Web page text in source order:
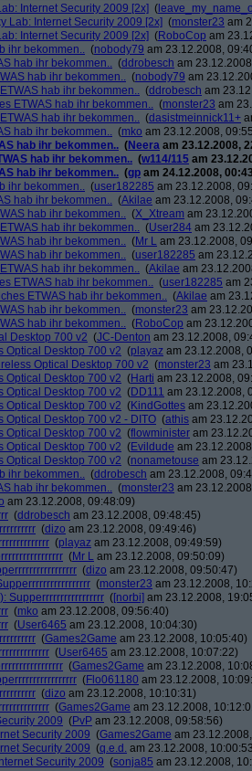
Internet Security 2009 [2x] (
Lab: Internet Security 2009 [2x] (monster23 am
Internet Security 2009 [2x] (RoboCop am
ihr bekommen.. (nobody79 am 23.12.2008,
hab ihr bekommen.. (ddrobesch am
hab ihr bekommen.. (nobody79 am
hab ihr bekommen.. (ddrobesch am
ETWAS hab ihr bekommen.. (monster23 am
hab ihr bekommen.. (dasistmeinnick11+
hab ihr bekommen.. (mko am 23.12.2008,
hab ihr bekommen.. (Neera am 23.12.2008,
hab ihr bekommen.. (w114/115 am
hab ihr bekommen.. (gp am 24.12.2008,
ihr bekommen.. (user182285 am 23.12.2008,
hab ihr bekommen.. (Akilae am 23.12.2008,
hab ihr bekommen.. (X_Xtream am
hab ihr bekommen.. (User284 am
hab ihr bekommen.. (Mr L am 23.12.2008,
hab ihr bekommen.. (user182285 am
hab ihr bekommen.. (Akilae am
ETWAS hab ihr bekommen.. (user182285 am
ETWAS hab ihr bekommen.. (Akilae am
hab ihr bekommen.. (monster23 am
hab ihr bekommen.. (RoboCop am
Desktop 700 v2 (JC-Denton am 23.12.2008,
Optical Desktop 700 v2 (playaz am 23.12.2008,
Optical Desktop 700 v2 (monster23 am
Optical Desktop 700 v2 (Harti am 23.12.2008,
Optical Desktop 700 v2 (DD111 am 23.12.2008,
Optical Desktop 700 v2 (KindGottes am
Optical Desktop 700 v2 - DITO (athis am
Optical Desktop 700 v2 (flowminister am
Optical Desktop 700 v2 (Evildude am
Optical Desktop 700 v2 (nonametouse am
ihr bekommen.. (ddrobesch am 23.12.2008,
hab ihr bekommen.. (monster23 am
am 23.12.2008, 09:48:09)
(ddrobesch am 23.12.2008, 09:48:45)
(dizo am 23.12.2008, 09:49:46)
(playaz am 23.12.2008, 09:49:59)
(Mr L am 23.12.2008, 09:50:09)
(dizo am 23.12.2008, 09:50:47)
(monster23 am 23.12.2008,
Supperrrrrrrrrrrrrrrrr ([norbi] am 23.12.2008,
(mko am 23.12.2008, 09:56:40)
(User6465 am 23.12.2008, 10:04:30)
(Games2Game am 23.12.2008, 10:05:40)
(User6465 am 23.12.2008, 10:07:22)
(Games2Game am 23.12.2008,
(Flo061180 am 23.12.2008,
(dizo am 23.12.2008, 10:10:31)
(Games2Game am 23.12.2008,
2009 (PvP am 23.12.2008, 09:58:56)
Security 2009 (Games2Game am
Security 2009 (q.e.d. am 23.12.2008,
Security 2009 (sonja85 am 23.12.2008,